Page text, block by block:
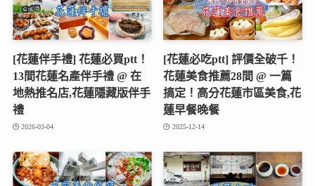
[花蓮伴手禮] 花蓮必買ptt！
13間花蓮名產伴手禮 @ 在
地熱推名店,花蓮隱藏版伴手
禮
2026-03-04
[花蓮必吃ptt] 評價全破千！
花蓮美食推薦28間 @ 一篇
搞定！高分花蓮市區美食,花
蓮早餐晚餐
2025-12-14